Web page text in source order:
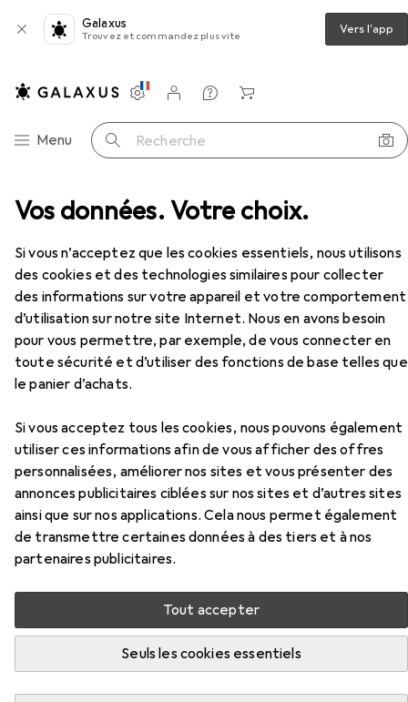
Vos données. Votre choix.
Si vous n’acceptez que les cookies essentiels, nous utilisons
des cookies et des technologies similaires pour collecter
des informations sur votre appareil et votre comportement
d’utilisation sur notre site Internet. Nous en avons besoin
pour vous permettre, par exemple, de vous connecter en
toute sécurité et d’utiliser des fonctions de base telles que
le panier d’achats.
Si vous acceptez tous les cookies, nous pouvons également
utiliser ces informations afin de vous afficher des offres
personnalisées, améliorer nos sites et vous présenter des
annonces publicitaires ciblées sur nos sites et d’autres sites
ainsi que sur nos applications. Cela nous permet également
de transmettre certaines données à des tiers et à nos
partenaires publicitaires.
Tout accepter
Seuls les cookies essentiels
Galaxus
Trouvez et commandez plus vite Vers l'app
Navigation par catégorie
Menu Recherche
Paramètres
Compte client
Listes de comparaison
Listes d'envies
Panier
Souris + claviers Souris Perixx Perimice 715 II
EUR
31,76
Perixx Perimice 715 II
Sans fil
Accessoires pour Perixx Perimice
715 II
Ici, vous trouverez des accessoires compatibles avec le
produit Perixx Perimice 715 II des catégories Batteries +
piles, Webcam et Tapis de souris.
Populaire Batteries + Piles Webcam Tapis De Souris